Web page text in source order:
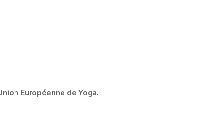
Européenne de Yoga.